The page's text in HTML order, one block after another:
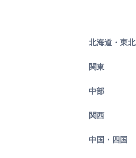
北海道・東北
関東
中部
関西
中国・四国